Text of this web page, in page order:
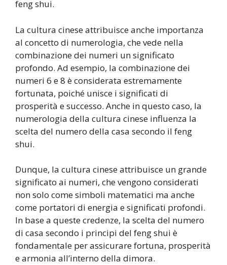
feng shui.
La cultura cinese attribuisce anche importanza
al concetto di numerologia, che vede nella
combinazione dei numeri un significato
profondo. Ad esempio, la combinazione dei
numeri 6 e 8 è considerata estremamente
fortunata, poiché unisce i significati di
prosperità e successo. Anche in questo caso, la
numerologia della cultura cinese influenza la
scelta del numero della casa secondo il feng
shui.
Dunque, la cultura cinese attribuisce un grande
significato ai numeri, che vengono considerati
non solo come simboli matematici ma anche
come portatori di energia e significati profondi.
In base a queste credenze, la scelta del numero
di casa secondo i principi del feng shui è
fondamentale per assicurare fortuna, prosperità
e armonia all’interno della dimora.